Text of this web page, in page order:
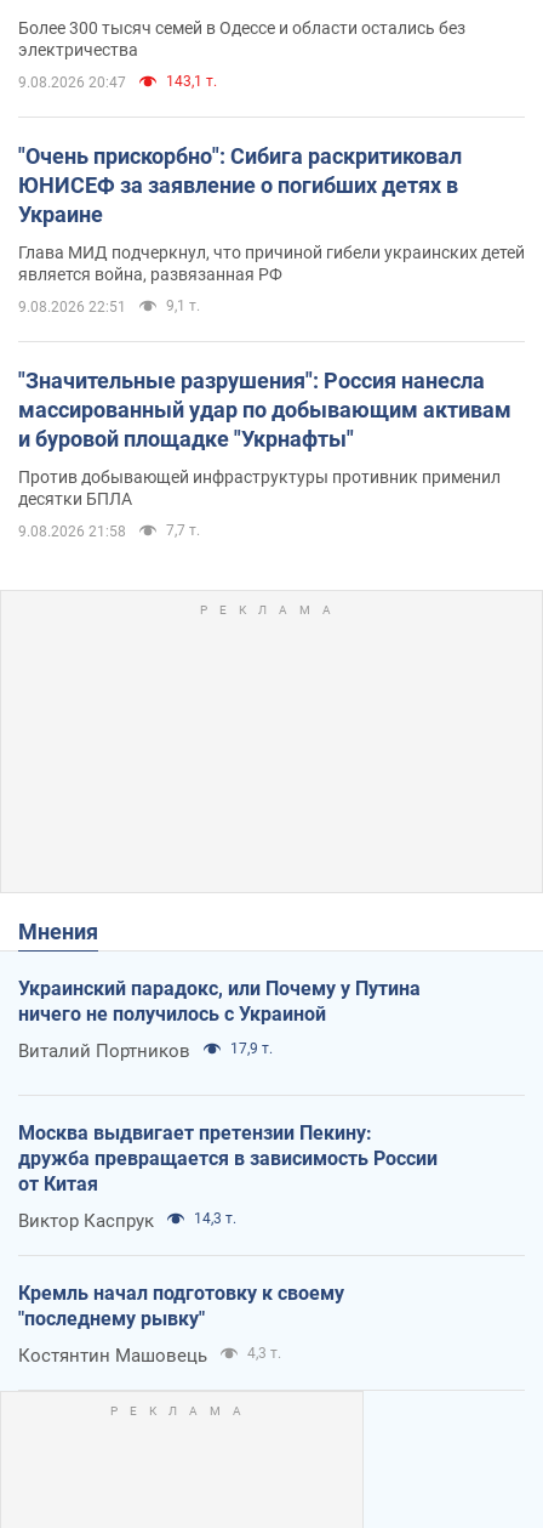
противника. Видео
Более 300 тысяч семей в Одессе и области остались без
электричества
9.08.2026 20:47 143,1 т.
"Очень прискорбно": Сибига раскритиковал
ЮНИСЕФ за заявление о погибших детях в
Украине
Глава МИД подчеркнул, что причиной гибели украинских детей
является война, развязанная РФ
9.08.2026 22:51 9,1 т.
"Значительные разрушения": Россия нанесла
массированный удар по добывающим активам
и буровой площадке "Укрнафты"
Против добывающей инфраструктуры противник применил
десятки БПЛА
9.08.2026 21:58 7,7 т.
Мнения
Украинский парадокс, или Почему у Путина
ничего не получилось с Украиной
Виталий Портников 17,9 т.
Москва выдвигает претензии Пекину:
дружба превращается в зависимость России
от Китая
Виктор Каспрук 14,3 т.
Кремль начал подготовку к своему
"последнему рывку"
Костянтин Машовець 4,3 т.